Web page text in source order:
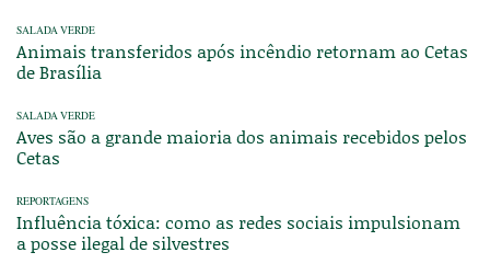
SALADA VERDE
Animais transferidos após incêndio retornam ao Cetas
de Brasília
SALADA VERDE
Aves são a grande maioria dos animais recebidos pelos
Cetas
REPORTAGENS
Influência tóxica: como as redes sociais impulsionam
a posse ilegal de silvestres